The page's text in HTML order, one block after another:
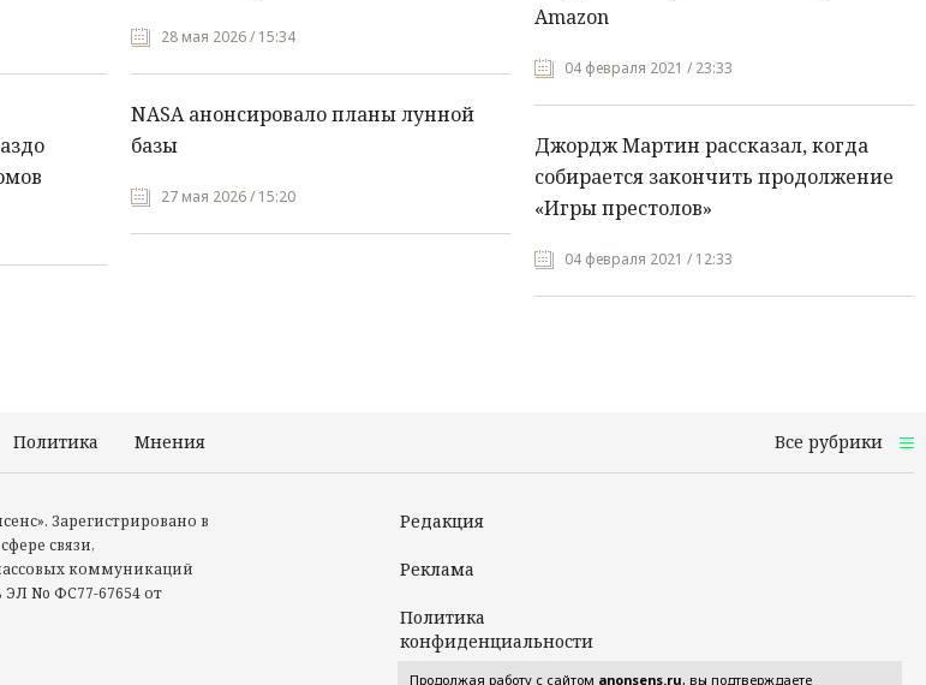
28 мая 2026 / 15:34
NASA анонсировало планы лунной
базы
27 мая 2026 / 15:20
Amazon
04 февраля 2021 / 23:33
Джордж Мартин рассказал, когда
собирается закончить продолжение
«Игры престолов»
04 февраля 2021 / 12:33
Политика Мнения Все рубрики
Зарегистрировано в
связи,
коммуникаций
No ФС77-67654 от
Редакция
Реклама
Политика
конфиденциальности
Продолжая работу с сайтом anonsens.ru, вы подтверждаете